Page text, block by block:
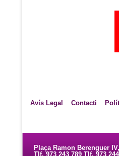
Avís Legal Contacti
Plaça Ramon Berenguer
Tlf. 973 243 789 Tlf. 973